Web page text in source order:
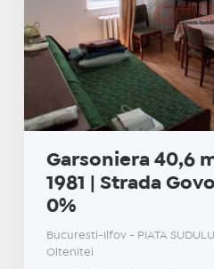
Garsoniera 40,6
1981 | Strada
0%
Bucuresti-Ilfov - PIATA
Oltenitei